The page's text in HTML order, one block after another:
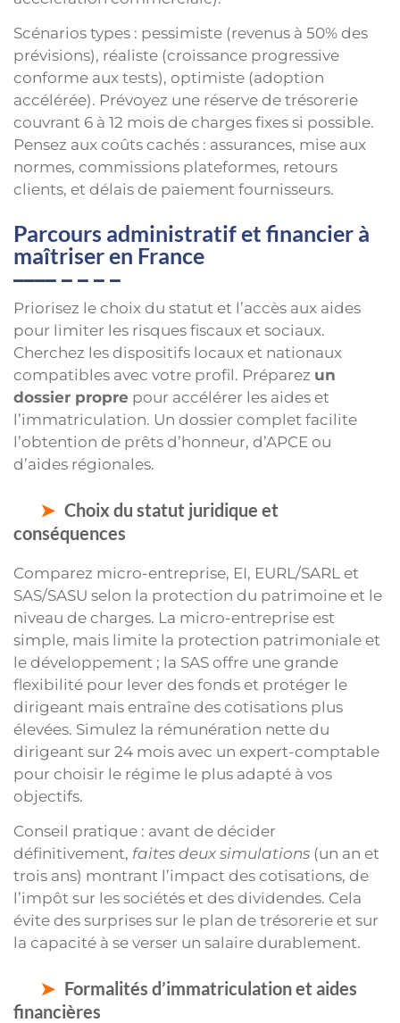
Scénarios types : pessimiste (revenus à 50% des
prévisions), réaliste (croissance progressive
conforme aux tests), optimiste (adoption
accélérée). Prévoyez une réserve de trésorerie
couvrant 6 à 12 mois de charges fixes si possible.
Pensez aux coûts cachés : assurances, mise aux
normes, commissions plateformes, retours
clients, et délais de paiement fournisseurs.
Parcours administratif et financier à
maîtriser en France
Priorisez le choix du statut et l’accès aux aides
pour limiter les risques fiscaux et sociaux.
Cherchez les dispositifs locaux et nationaux
compatibles avec votre profil. Préparez un
dossier propre pour accélérer les aides et
l’immatriculation. Un dossier complet facilite
l’obtention de prêts d’honneur, d’APCE ou
d’aides régionales.
Choix du statut juridique et
conséquences
Comparez micro-entreprise, EI, EURL/SARL et
SAS/SASU selon la protection du patrimoine et le
niveau de charges. La micro-entreprise est
simple, mais limite la protection patrimoniale et
le développement ; la SAS offre une grande
flexibilité pour lever des fonds et protéger le
dirigeant mais entraîne des cotisations plus
élevées. Simulez la rémunération nette du
dirigeant sur 24 mois avec un expert-comptable
pour choisir le régime le plus adapté à vos
objectifs.
Conseil pratique : avant de décider
définitivement, faites deux simulations (un an et
trois ans) montrant l’impact des cotisations, de
l’impôt sur les sociétés et des dividendes. Cela
évite des surprises sur le plan de trésorerie et sur
la capacité à se verser un salaire durablement.
Formalités d’immatriculation et aides
financières